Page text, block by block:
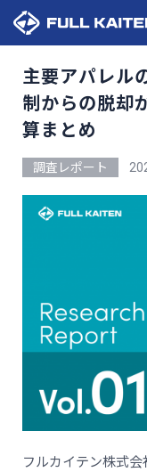
主要アパレル
制からの脱却
算まとめ
調査レポート
フルカイテン株式